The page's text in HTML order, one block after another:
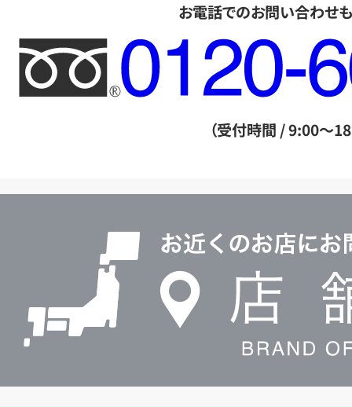
お電話でのお問い合わせ
フ
リ
ー
ル
（受付時間 / 9:00～